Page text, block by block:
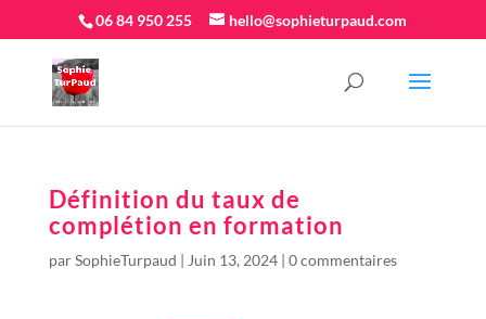
06 84 950 255 hello@sophieturpaud.com
Définition du taux de
complétion en formation
parSophieTurpaud | Juin 13, 2024| 0 commentaires